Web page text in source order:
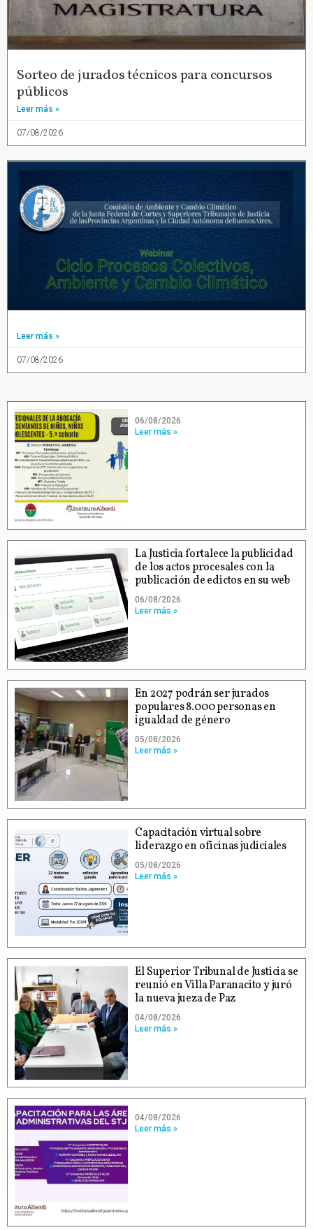
Sorteo de jurados técnicos para concursos
públicos
Leer más »
07/08/2026
Leer más »
07/08/2026
06/08/2026
Leer más »
La Justicia fortalece la publicidad
de los actos procesales con la
publicación de edictos en su web
06/08/2026
Leer más »
En 2027 podrán ser jurados
populares 8.000 personas en
igualdad de género
05/08/2026
Leer más »
Capacitación virtual sobre
liderazgo en oficinas judiciales
05/08/2026
Leer más »
El Superior Tribunal de Justicia se
reunió en Villa Paranacito y juró
la nueva jueza de Paz
04/08/2026
Leer más »
04/08/2026
Leer más »